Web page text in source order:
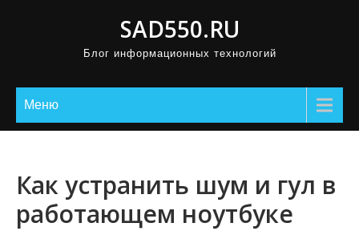
SAD550.RU
Блог информационных технологий
Меню
Как устранить шум и гул в
работающем ноутбуке